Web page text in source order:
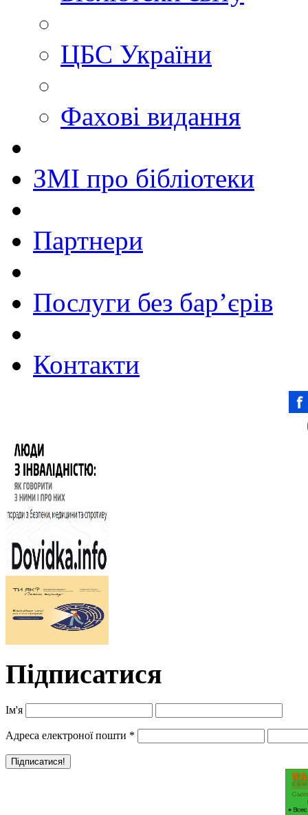
ЦБС України
Фахові видання
ЗМІ про бібліотеки
Партнери
Послуги без бар’єрів
Контакти
Підписатися
Ім'я
Адреса електроної пошти *